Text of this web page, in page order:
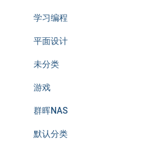
学习编程
平面设计
未分类
游戏
群晖NAS
默认分类